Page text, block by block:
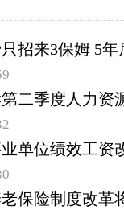
招来3保姆 5
二季度人力资
单位绩效工资
保险制度改革